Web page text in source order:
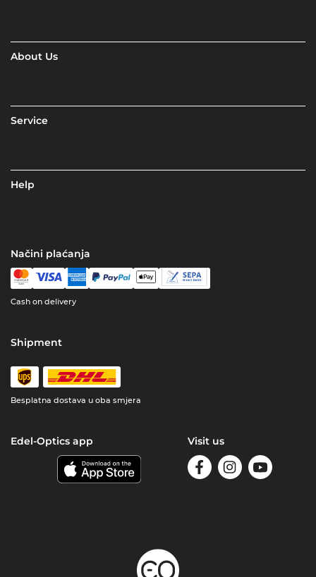
About Us
Service
Help
Načini plaćanja
Cash on delivery
Shipment
Besplatna dostava u oba smjera
Edel-Optics app Visit us